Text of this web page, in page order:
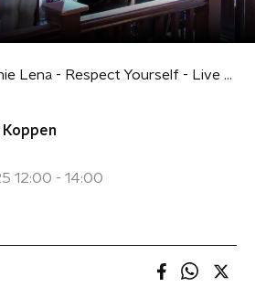
Jennie Lena - Respect Yourself - Live bij Spijkers met Koppen
12:00 - 14:00